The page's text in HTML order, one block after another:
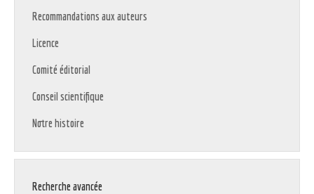
Recommandations aux auteurs
Licence
Comité éditorial
Conseil scientifique
Notre histoire
Recherche avancée